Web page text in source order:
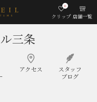
クリップ
0
店舗一覧
三条
アクセス
スタッフ
ブログ